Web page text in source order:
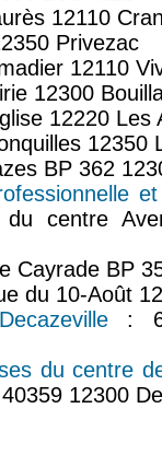
12110
Privezac
12110
12300
12220 Les
12350
BP 362
centre
Cayrade BP
du 10-Août
: 6
du centre
12300